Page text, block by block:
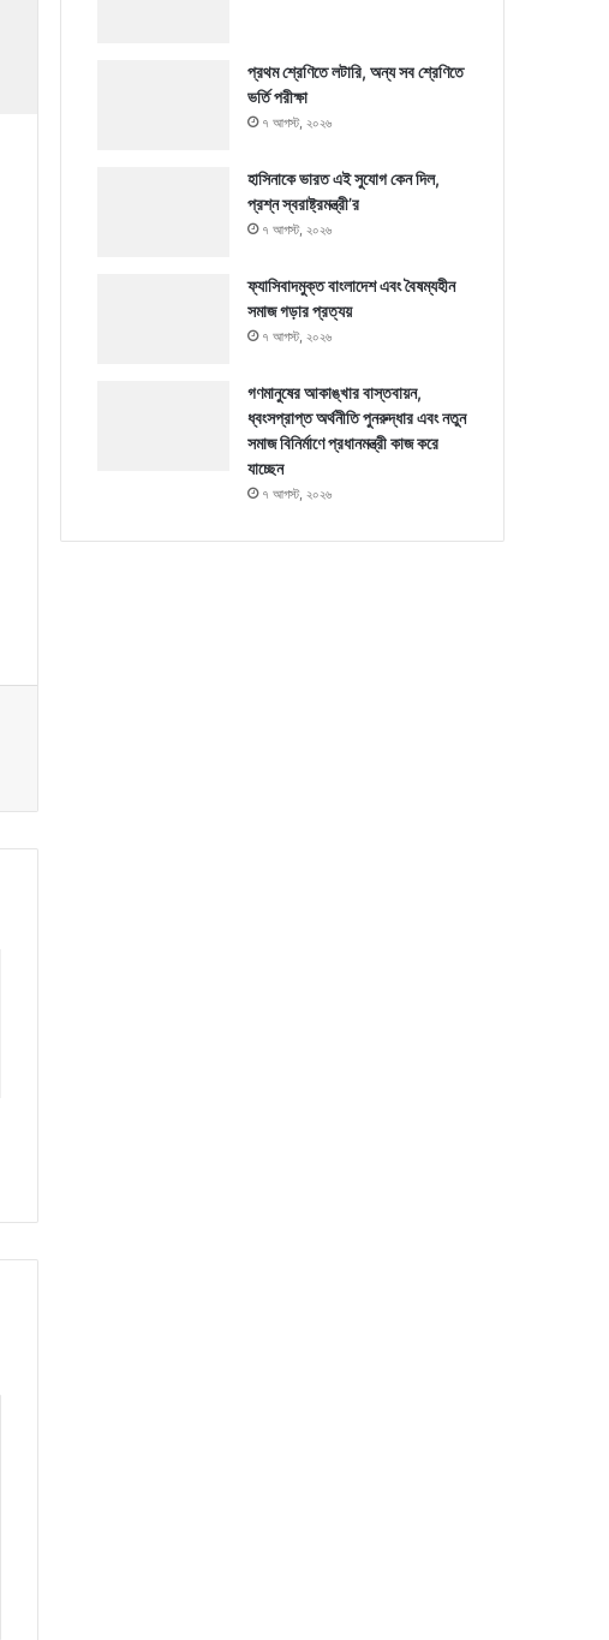
প্রথম শ্রেণিতে লটারি, অন্য সব শ্রেণিতে
ভর্তি পরীক্ষা
৭ আগস্ট, ২০২৬
হাসিনাকে ভারত এই সুযোগ কেন দিল,
প্রশ্ন স্বরাষ্ট্রমন্ত্রী’র
৭ আগস্ট, ২০২৬
ফ্যাসিবাদমুক্ত বাংলাদেশ এবং বৈষম্যহীন
সমাজ গড়ার প্রত্যয়
৭ আগস্ট, ২০২৬
গণমানুষের আকাঙ্খার বাস্তবায়ন,
ধ্বংসপ্রাপ্ত অর্থনীতি পুনরুদ্ধার এবং নতুন
সমাজ বিনির্মাণে প্রধানমন্ত্রী কাজ করে
যাচ্ছেন
৭ আগস্ট, ২০২৬